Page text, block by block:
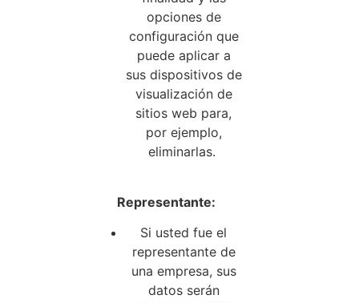
opciones de
configuración que
puede aplicar a
sus dispositivos de
visualización de
sitios web para,
por ejemplo,
eliminarlas.
Representante:
Si usted fue el
representante de
una empresa, sus
datos serán